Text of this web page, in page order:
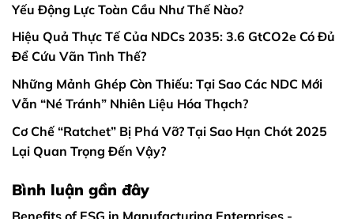
Yếu Động Lực Toàn Cầu Như Thế Nào?
Hiệu Quả Thực Tế Của NDCs 2035: 3.6 GtCO2e Có Đủ
Để Cứu Vãn Tình Thế?
Những Mảnh Ghép Còn Thiếu: Tại Sao Các NDC Mới
Vẫn “Né Tránh” Nhiên Liệu Hóa Thạch?
Cơ Chế “Ratchet” Bị Phá Vỡ? Tại Sao Hạn Chót 2025
Lại Quan Trọng Đến Vậy?
Bình luận gần đây